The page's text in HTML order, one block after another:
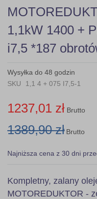
Skip
to
the
beginning
of
the
gallery
1,1kW 1400 +
i7,5 *187
Wysyłka do 48 godzin
SKU
1,1 4 + 075 I7,5-1
1237,01 zł Brutto
1389,90 zł Brutto
Najniższa cena z 30 dni
Kompletny, zalany
MOTOREDUKTOR -